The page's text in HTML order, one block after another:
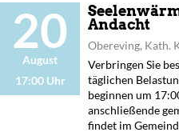
20
August
17:00 Uhr
Andacht
Obereving, Kath.
Verbringen Sie
täglichen
beginnen um
anschließende
findet im